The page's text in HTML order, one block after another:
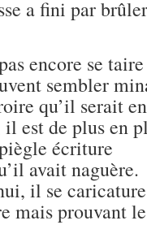
a fini par
encore se taire
sembler
qu’il serait
est de plus en
écriture
avait naguère.
il se
mais prouvant